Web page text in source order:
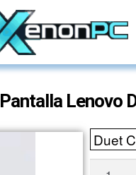
Pantalla Lenovo